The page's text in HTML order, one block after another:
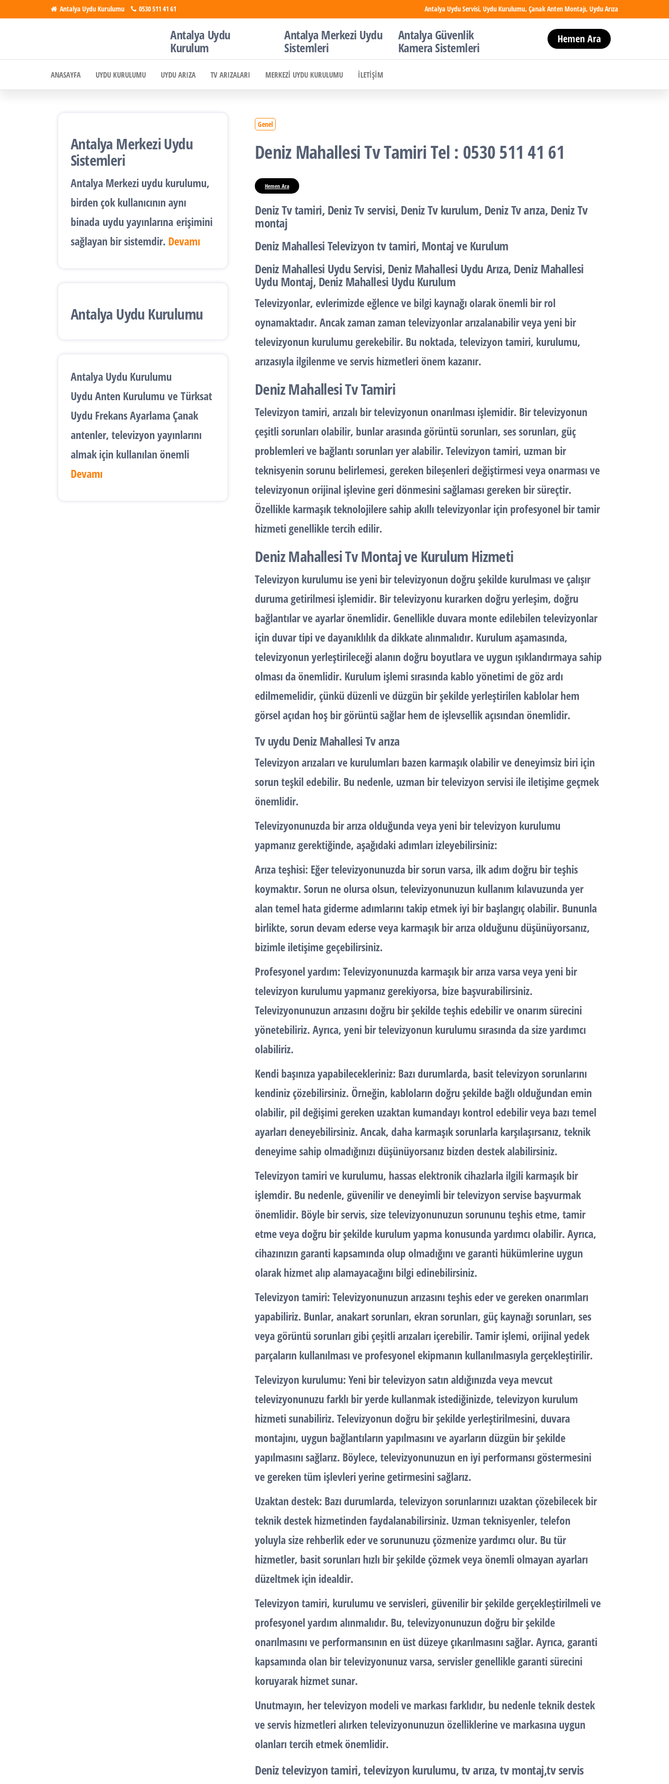
Antalya Uydu Kurulumu 0530 511 41 61 Antalya Uydu Servisi, Uydu Kurulumu, Çanak Anten Montajı, Uydu Arıza
Uydu
Kurulumu
Kurulumu
Antalya Uydu
Kurulum
Antalya Merkezi Uydu
Sistemleri
Antalya Güvenlik
Kamera Sistemleri
Hemen Ara
ANASAYFA UYDU KURULUMU UYDU ARIZA TV ARIZALARI MERKEZI UYDU KURULUMU İLETIŞIM
Genel
Deniz Mahallesi Tv Tamiri Tel : 0530 511 41 61
Hemen Ara
Deniz Tv tamiri, Deniz Tv servisi, Deniz Tv kurulum, Deniz Tv arıza, Deniz Tv
montaj
Deniz Mahallesi Televizyon tv tamiri, Montaj ve Kurulum
Deniz Mahallesi Uydu Servisi, Deniz Mahallesi Uydu Arıza, Deniz Mahallesi
Uydu Montaj, Deniz Mahallesi Uydu Kurulum
Televizyonlar, evlerimizde eğlence ve bilgi kaynağı olarak önemli bir rol
oynamaktadır. Ancak zaman zaman televizyonlar arızalanabilir veya yeni bir
televizyonun kurulumu gerekebilir. Bu noktada, televizyon tamiri, kurulumu,
arızasıyla ilgilenme ve servis hizmetleri önem kazanır.
Deniz Mahallesi Tv Tamiri
Televizyon tamiri, arızalı bir televizyonun onarılması işlemidir. Bir televizyonun
çeşitli sorunları olabilir, bunlar arasında görüntü sorunları, ses sorunları, güç
problemleri ve bağlantı sorunları yer alabilir. Televizyon tamiri, uzman bir
teknisyenin sorunu belirlemesi, gereken bileşenleri değiştirmesi veya onarması ve
televizyonun orijinal işlevine geri dönmesini sağlaması gereken bir süreçtir.
Özellikle karmaşık teknolojilere sahip akıllı televizyonlar için profesyonel bir tamir
hizmeti genellikle tercih edilir.
Deniz Mahallesi Tv Montaj ve Kurulum Hizmeti
Televizyon kurulumu ise yeni bir televizyonun doğru şekilde kurulması ve çalışır
duruma getirilmesi işlemidir. Bir televizyonu kurarken doğru yerleşim, doğru
bağlantılar ve ayarlar önemlidir. Genellikle duvara monte edilebilen televizyonlar
için duvar tipi ve dayanıklılık da dikkate alınmalıdır. Kurulum aşamasında,
televizyonun yerleştirileceği alanın doğru boyutlara ve uygun ışıklandırmaya sahip
olması da önemlidir. Kurulum işlemi sırasında kablo yönetimi de göz ardı
edilmemelidir, çünkü düzenli ve düzgün bir şekilde yerleştirilen kablolar hem
görsel açıdan hoş bir görüntü sağlar hem de işlevsellik açısından önemlidir.
Tv uydu Deniz Mahallesi Tv arıza
Televizyon arızaları ve kurulumları bazen karmaşık olabilir ve deneyimsiz biri için
sorun teşkil edebilir. Bu nedenle, uzman bir televizyon servisi ile iletişime geçmek
önemlidir.
Televizyonunuzda bir arıza olduğunda veya yeni bir televizyon kurulumu
yapmanız gerektiğinde, aşağıdaki adımları izleyebilirsiniz:
Arıza teşhisi: Eğer televizyonunuzda bir sorun varsa, ilk adım doğru bir teşhis
koymaktır. Sorun ne olursa olsun, televizyonunuzun kullanım kılavuzunda yer
alan temel hata giderme adımlarını takip etmek iyi bir başlangıç olabilir. Bununla
birlikte, sorun devam ederse veya karmaşık bir arıza olduğunu düşünüyorsanız,
bizimle iletişime geçebilirsiniz.
Profesyonel yardım: Televizyonunuzda karmaşık bir arıza varsa veya yeni bir
televizyon kurulumu yapmanız gerekiyorsa, bize başvurabilirsiniz.
Televizyonunuzun arızasını doğru bir şekilde teşhis edebilir ve onarım sürecini
yönetebiliriz. Ayrıca, yeni bir televizyonun kurulumu sırasında da size yardımcı
olabiliriz.
Kendi başınıza yapabilecekleriniz: Bazı durumlarda, basit televizyon sorunlarını
kendiniz çözebilirsiniz. Örneğin, kabloların doğru şekilde bağlı olduğundan emin
olabilir, pil değişimi gereken uzaktan kumandayı kontrol edebilir veya bazı temel
ayarları deneyebilirsiniz. Ancak, daha karmaşık sorunlarla karşılaşırsanız, teknik
deneyime sahip olmadığınızı düşünüyorsanız bizden destek alabilirsiniz.
Televizyon tamiri ve kurulumu, hassas elektronik cihazlarla ilgili karmaşık bir
işlemdir. Bu nedenle, güvenilir ve deneyimli bir televizyon servise başvurmak
önemlidir. Böyle bir servis, size televizyonunuzun sorununu teşhis etme, tamir
etme veya doğru bir şekilde kurulum yapma konusunda yardımcı olabilir. Ayrıca,
cihazınızın garanti kapsamında olup olmadığını ve garanti hükümlerine uygun
olarak hizmet alıp alamayacağını bilgi edinebilirsiniz.
Televizyon tamiri: Televizyonunuzun arızasını teşhis eder ve gereken onarımları
yapabiliriz. Bunlar, anakart sorunları, ekran sorunları, güç kaynağı sorunları, ses
veya görüntü sorunları gibi çeşitli arızaları içerebilir. Tamir işlemi, orijinal yedek
parçaların kullanılması ve profesyonel ekipmanın kullanılmasıyla gerçekleştirilir.
Televizyon kurulumu: Yeni bir televizyon satın aldığınızda veya mevcut
televizyonunuzu farklı bir yerde kullanmak istediğinizde, televizyon kurulum
hizmeti sunabiliriz. Televizyonun doğru bir şekilde yerleştirilmesini, duvara
montajını, uygun bağlantıların yapılmasını ve ayarların düzgün bir şekilde
yapılmasını sağlarız. Böylece, televizyonunuzun en iyi performansı göstermesini
ve gereken tüm işlevleri yerine getirmesini sağlarız.
Uzaktan destek: Bazı durumlarda, televizyon sorunlarınızı uzaktan çözebilecek bir
teknik destek hizmetinden faydalanabilirsiniz. Uzman teknisyenler, telefon
yoluyla size rehberlik eder ve sorununuzu çözmenize yardımcı olur. Bu tür
hizmetler, basit sorunları hızlı bir şekilde çözmek veya önemli olmayan ayarları
düzeltmek için idealdir.
Televizyon tamiri, kurulumu ve servisleri, güvenilir bir şekilde gerçekleştirilmeli ve
profesyonel yardım alınmalıdır. Bu, televizyonunuzun doğru bir şekilde
onarılmasını ve performansının en üst düzeye çıkarılmasını sağlar. Ayrıca, garanti
kapsamında olan bir televizyonunuz varsa, servisler genellikle garanti sürecini
koruyarak hizmet sunar.
Unutmayın, her televizyon modeli ve markası farklıdır, bu nedenle teknik destek
ve servis hizmetleri alırken televizyonunuzun özelliklerine ve markasına uygun
olanları tercih etmek önemlidir.
Deniz televizyon tamiri, televizyon kurulumu, tv arıza, tv montaj,tv servis
Antalya Merkezi Uydu
Sistemleri
Antalya Merkezi uydu kurulumu,
birden çok kullanıcının aynı
binada uydu yayınlarına erişimini
sağlayan bir sistemdir. Devamı
Antalya Uydu Kurulumu
Antalya Uydu Kurulumu
Uydu Anten Kurulumu ve Türksat
Uydu Frekans Ayarlama Çanak
antenler, televizyon yayınlarını
almak için kullanılan önemli
Devamı